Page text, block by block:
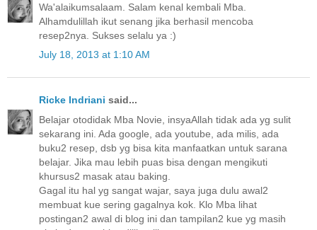
Wa'alaikumsalaam. Salam kenal kembali Mba.
Alhamdulillah ikut senang jika berhasil mencoba
resep2nya. Sukses selalu ya :)
July 18, 2013 at 1:10 AM
Ricke Indriani said...
Belajar otodidak Mba Novie, insyaAllah tidak ada yg sulit
sekarang ini. Ada google, ada youtube, ada milis, ada
buku2 resep, dsb yg bisa kita manfaatkan untuk sarana
belajar. Jika mau lebih puas bisa dengan mengikuti
khursus2 masak atau baking.
Gagal itu hal yg sangat wajar, saya juga dulu awal2
membuat kue sering gagalnya kok. Klo Mba lihat
postingan2 awal di blog ini dan tampilan2 kue yg masih